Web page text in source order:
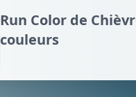
Run Color de
couleurs